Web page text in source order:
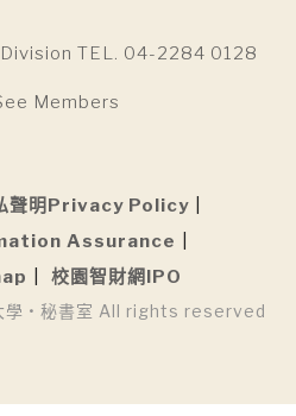
TEL. 04-2284 0128
Members
聲明Privacy Policy
Assurance
校園智財網IPO
• 秘書室 All rights reserved